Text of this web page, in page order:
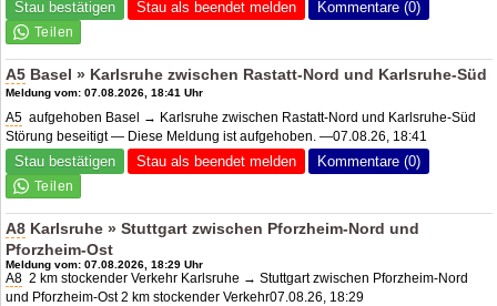
Stau bestätigen Stau als beendet melden Kommentare (0)
A5 Basel » Karlsruhe zwischen Rastatt-Nord und Karlsruhe-Süd
Meldung vom: 07.08.2026, 18:41 Uhr
A5 aufgehoben Basel → Karlsruhe zwischen Rastatt-Nord und Karlsruhe-Süd
Störung beseitigt — Diese Meldung ist aufgehoben. —07.08.26, 18:41
Stau bestätigen Stau als beendet melden Kommentare (0)
A8 Karlsruhe » Stuttgart zwischen Pforzheim-Nord und
Pforzheim-Ost
Meldung vom: 07.08.2026, 18:29 Uhr
A8 2 km stockender Verkehr Karlsruhe → Stuttgart zwischen Pforzheim-Nord
und Pforzheim-Ost 2 km stockender Verkehr07.08.26, 18:29